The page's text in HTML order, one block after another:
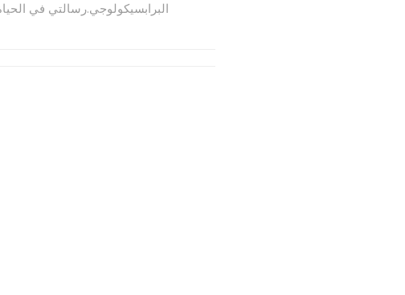
البرابسيكولوجي.رسالتي في